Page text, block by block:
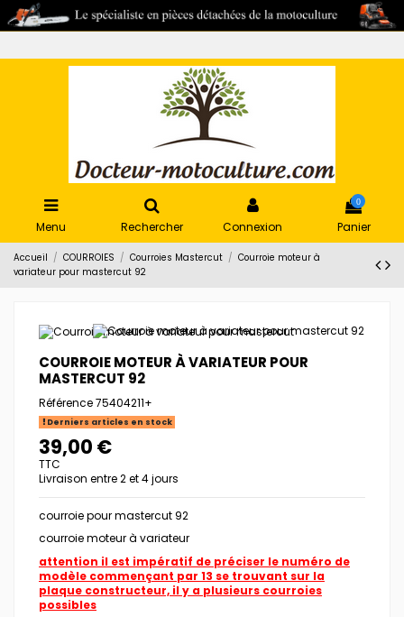
Menu Rechercher Connexion
0
Panier
Accueil COURROIES Courroies Mastercut
Courroie moteur à
variateur pour mastercut 92
COURROIE MOTEUR À VARIATEUR POUR
MASTERCUT 92
Référence75404211+
Derniers articles en stock
39,00 €
TTC
Livraison entre 2 et 4 jours
courroie pour mastercut 92
courroie moteur à variateur
attention il est impératif de préciser le numéro de
modèle commençant par 13 se trouvant sur la
plaque constructeur, il y a plusieurs courroies
possibles